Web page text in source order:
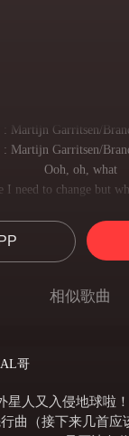
Martijn Garritsen/
Martijn Garritsen/
Ooh, oh, what
I need to change but
what made them think
是什么让他们觉得必
such an angel
每个人头顶光环好似皆
Yeah, right, I don't
生评头论足，但他们
they except, I'll let
他们会期待我会任
they criticize me, I
相似歌曲
哥
星人又入侵地球啦
曲（接下来几首应